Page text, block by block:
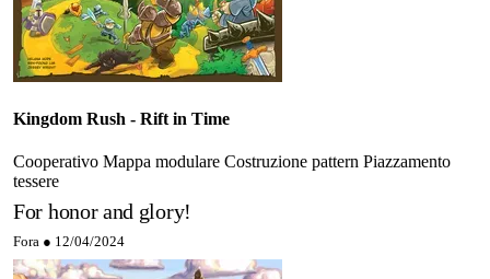
Kingdom Rush - Rift in Time
Cooperativo Mappa modulare Costruzione pattern Piazzamento
tessere
For honor and glory!
Fora ● 12/04/2024